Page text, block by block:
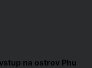
na ostrov Phu